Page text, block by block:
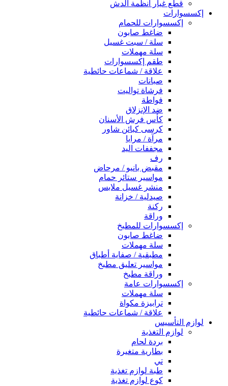
قطع غيار أنظمة الدش
إكسسوارات
إكسسوارات للحمام
ضاغط صابون
سلة / سبت غسيل
سلة مهملات
طقم إكسسوارات
علاقة / شماعات حائطية
صبانات
فرشاة تواليت
فواطة
ضد الإنزلاق
كأس فرش الأسنان
كرسى كبائن شاور
مرآة / مرايا
مجففات اليد
رف
مقبض بانيو / مرحاض
مواسير ستائر حمام
منشر غسيل ملابس
صيدلية / خزانة
ركنة
وراقة
إكسسوارات للمطبخ
ضاغط صابون
سلة مهملات
مطبقية / صفاية أطباق
مواسير تعليق مطبخ
وراقة مطبخ
إكسسوارات عامة
سلة مهملات
ترابيزة مكواة
علاقة / شماعات حائطية
لوازم التأسيس
لوازم التغذية
بردة لحام
بطارية متغيرة
تي
طبة لوازم تغذية
كوع لوازم تغذية